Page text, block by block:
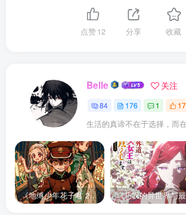
点赞12 分享 收藏
Belle 关注
84 176 1
生活的真谛不在于选择，而在
《地缚少年花子君 2》宣布推出续集，将于 2025 年夏季播出